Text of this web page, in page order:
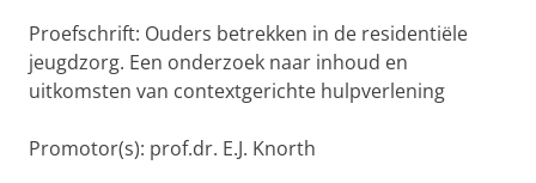
Proefschrift: Ouders betrekken in de residentiële
jeugdzorg. Een onderzoek naar inhoud en
uitkomsten van contextgerichte hulpverlening
Promotor(s): prof.dr. E.J. Knorth